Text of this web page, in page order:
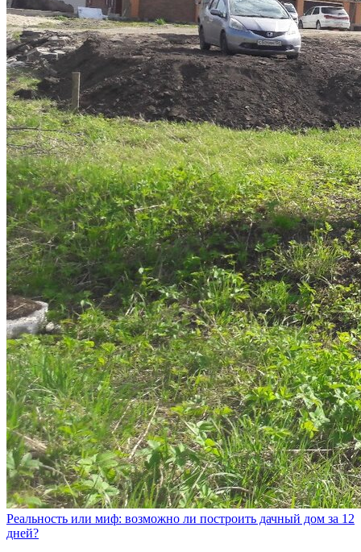
Реальность или миф: возможно ли построить дачный дом за 12
дней?